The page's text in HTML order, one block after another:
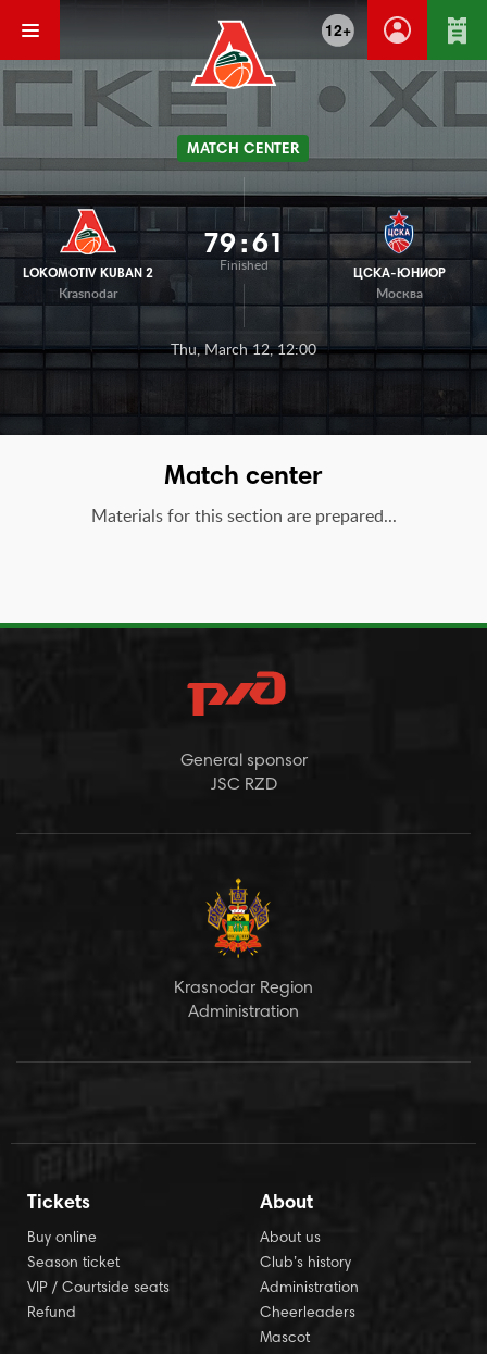
12+
MATCH CENTER
LOKOMOTIV KUBAN 2
Krasnodar
79 :61
Finished
ЦСКА-ЮНИОР
Москва
Thu, March 12, 12:00
Match center
Materials for this section are prepared...
General sponsor
JSC RZD
Krasnodar Region
Administration
Tickets
Buy online
Season ticket
VIP / Courtside seats
Refund
About
About us
Club’s history
Administration
Cheerleaders
Mascot